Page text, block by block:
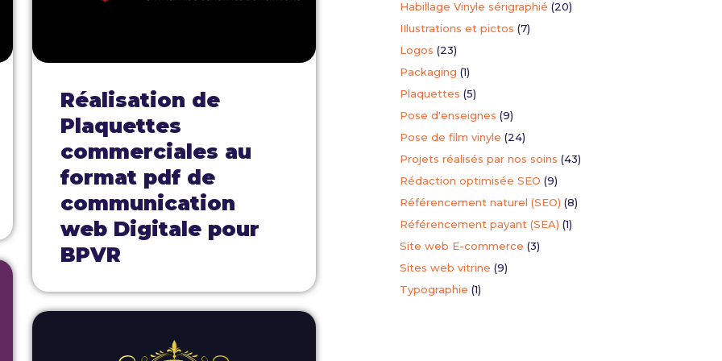
Demande d'autorisation
de pose d'enseigne
Survey et Création du formulaire de demande d'autorisation de modification de
Réalisation de
Plaquettes
commerciales au
format pdf de
communication
web Digitale pour
BPVR
Habillage Vinyle sérigraphié (20)
IIlustrations et pictos (7)
Logos (23)
Packaging (1)
Plaquettes (5)
Pose d'enseignes (9)
Pose de film vinyle (24)
Projets réalisés par nos soins (43)
Rédaction optimisée SEO (9)
Référencement naturel (SEO) (8)
Référencement payant (SEA) (1)
Site web E-commerce (3)
Sites web vitrine (9)
Typographie (1)